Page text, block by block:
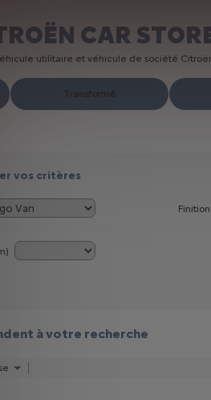
CAR
utilitaire et véhicule de société
Transformé
vos critères
Finition
à votre recherche